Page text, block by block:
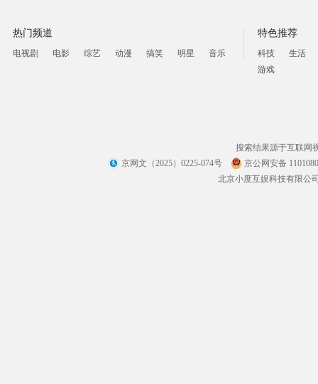
热门频道
电视剧 电影 综艺 动漫 搞笑 明星 音乐
特色推荐
科技
生活
游戏
搜索结果源于互联网
京网文（2025）0225-074号
京公网安备
北京小度互娱科技有限公